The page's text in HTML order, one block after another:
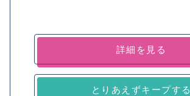
詳細を見る
とりあえずキープする